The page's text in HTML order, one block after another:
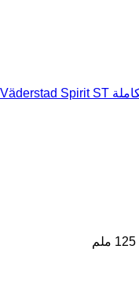
البذارة المتكاملة Väderstad Spirit ST
125 ملم